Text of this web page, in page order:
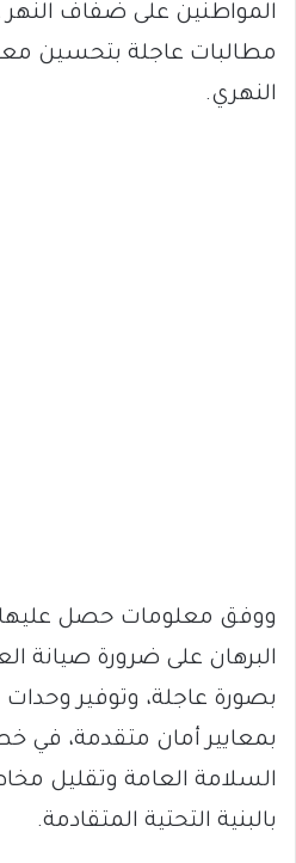
المواطنين على ضفاف
مطالبات عاجلة بتحسين
النهري.
ووفق معلومات حصل عليها”
البرهان على ضرورة صيانة
بصورة عاجلة، وتوفير
بمعايير أمان متقدمة، في
السلامة العامة وتقليل
بالبنية التحتية المتقادمة.